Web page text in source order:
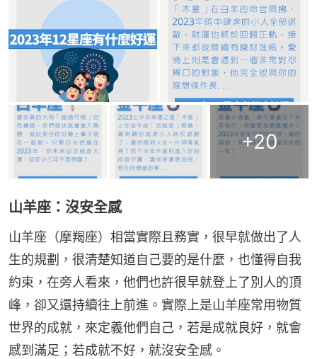
+20
山羊座：沒安全感
山羊座（摩羯座）相當實際且務實，很早就做出了人
生的規劃，很清楚知道自己要的是什麼，也懂得自我
約束，在旁人看來，他們也許很早就登上了別人的頂
峰，卻又還持續往上前進。實際上是山羊座常用物質
世界的成就，來定義他們自己，若是成就良好，就會
感到滿足；若成就不好，就沒安全感。